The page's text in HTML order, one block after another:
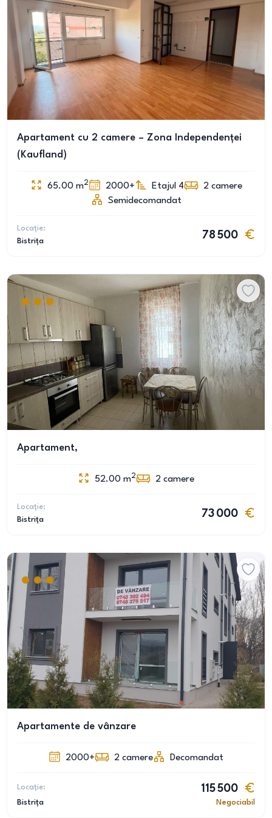
Apartament cu 2 camere – Zona Independenței
(Kaufland)
65.00 m2 2000+ Etajul 4 2 camere
Semidecomandat
Locație:
Bistrița
78 500
Apartament,
52.00 m2 2 camere
Locație:
Bistrița
73 000
Apartamente de vânzare
2000+ 2 camere Decomandat
Locație:
Bistrița
115 500
Negociabil